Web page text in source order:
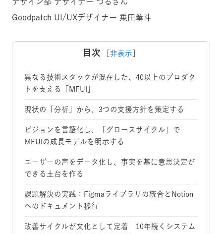
Goodpatch UI/UXデザイナー 乗田拳斗
目次 非表示
異なる技術スタックが混在した、40以上のプロダク
トを支える「MFUI」
現状の「分析」から、3つの支援方針を策定する
ビジョンを言語化し、「グロースサイクル」で
MFUIの成長モデルを明示する
ユーザーの声をデータ化し、事実を基に意思決定が
できる土台を作る
課題解決の実践：Figmaライブラリの統合とNotion
へのドキュメント移行
改善サイクルが文化として定着 10年続くシステム